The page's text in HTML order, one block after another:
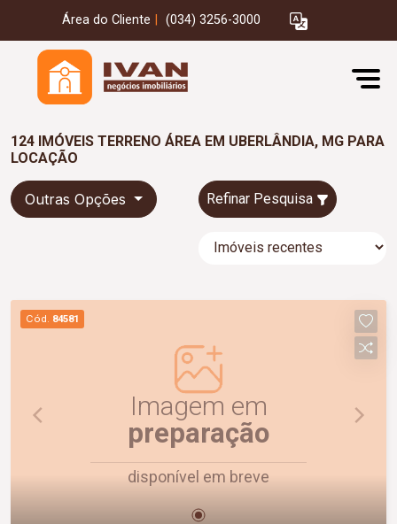
Área do Cliente (034) 3256-3000
124 IMÓVEIS TERRENO ÁREA EM UBERLÂNDIA, MG PARA
LOCAÇÃO
Outras Opções Refinar Pesquisa
Cód. 84581
Imagem em
preparação
disponível em breve